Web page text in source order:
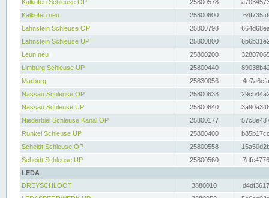
Kalkofen Schleuse OP
25800578
Kalkofen neu
25800600
Lahnstein Schleuse OP
25800798
Lahnstein Schleuse UP
25800800
Leun neu
25800200
Limburg Schleuse UP
25800440
Marburg
25830056
Nassau Schleuse OP
25800638
Nassau Schleuse UP
25800640
Niederbiel Schleuse Kanal OP
25800177
Runkel Schleuse UP
25800400
Scheidt Schleuse OP
25800558
Scheidt Schleuse UP
25800560
LEDA
DREYSCHLOOT
3880010